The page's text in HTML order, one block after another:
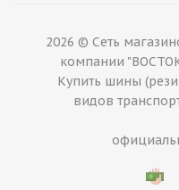
2026 © Сеть
компании
Купить шины
видов
по